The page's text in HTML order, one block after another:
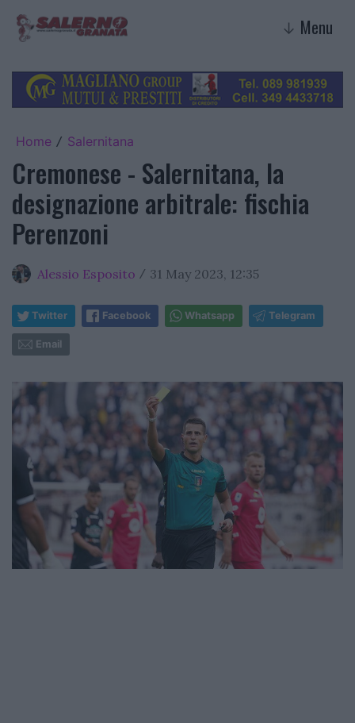
↓ Menu
Home / Salernitana
Cremonese - Salernitana, la
designazione arbitrale: fischia
Perenzoni
Alessio Esposito / 31 May 2023, 12:35
Twitter Facebook Whatsapp Telegram
Email